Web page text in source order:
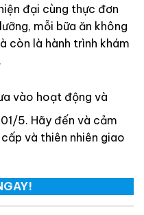
đại cùng thực đơn
mỗi bữa ăn không
còn là hành trình khám
vào hoạt động và
5. Hãy đến và cảm
và thiên nhiên giao